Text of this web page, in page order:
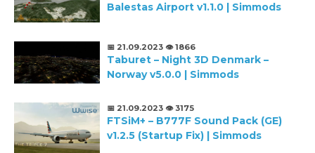
Balestas Airport v1.1.0 | Simmods
📅 21.09.2023 👁️ 1866
Taburet – Night 3D Denmark –
Norway v5.0.0 | Simmods
📅 21.09.2023 👁️ 3175
FTSiM+ – B777F Sound Pack (GE)
v1.2.5 (Startup Fix) | Simmods